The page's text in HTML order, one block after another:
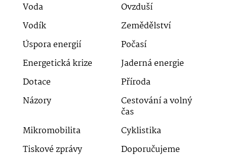
Voda
Ovzduší
Vodík
Zemědělství
Úspora energií
Počasí
Energetická krize
Jaderná energie
Dotace
Příroda
Názory
Cestování a volný
čas
Mikromobilita
Cyklistika
Tiskové zprávy
Doporučujeme